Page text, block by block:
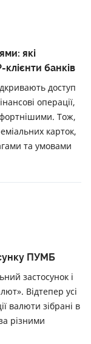
які
банків
доступ
операції,
Тож,
карток,
та умовами
ПУМБ
застосунок і
Відтепер усі
валюти зібрані в
різними